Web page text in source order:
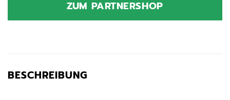
ZUM PARTNERSHOP
BESCHREIBUNG